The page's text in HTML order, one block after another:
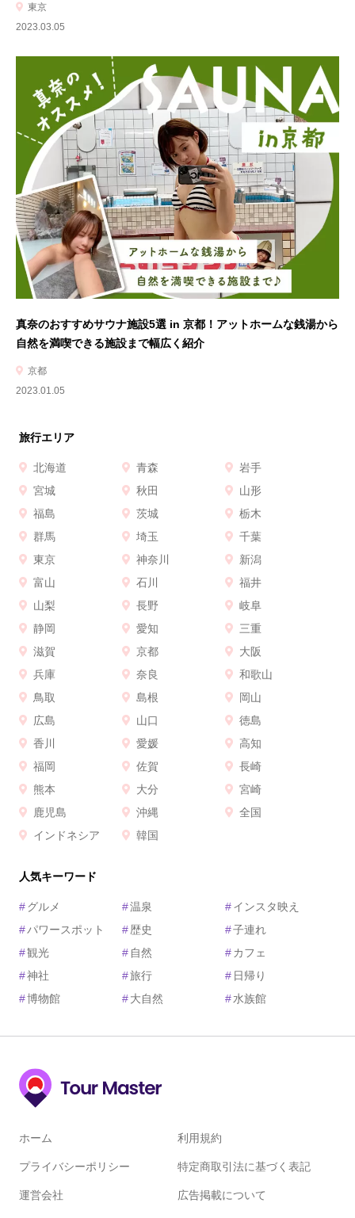
東京
2023.03.05
真奈のおすすめサウナ施設5選 in 京都！アットホームな銭湯から
自然を満喫できる施設まで幅広く紹介
京都
2023.01.05
旅行エリア
北海道 青森
岩手
宮城
秋田
山形
福島
茨城
栃木
群馬
埼玉
千葉
東京
神奈川
新潟
富山
石川
福井
山梨
長野
岐阜
静岡
愛知
三重
滋賀
京都
大阪
兵庫
奈良
和歌山
鳥取
島根
岡山
広島
山口
徳島
香川
愛媛
高知
福岡
佐賀
長崎
熊本
大分
宮崎
鹿児島
沖縄
全国
インドネシア
韓国
人気キーワード
#グルメ #温泉 #インスタ映え
#パワースポット #歴史 #子連れ
#観光 # 自然 # カフェ
#神社 #旅行 # 日帰り
#博物館 #大自然 #水族館
ホーム 利用規約
プライバシーポリシー 特定商取引法に基づく表記
運営会社 広告掲載について